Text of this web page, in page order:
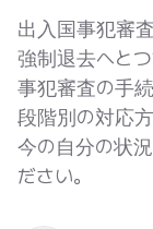
出入国事犯審
強制退去へと
事犯審査の手
段階別の対応
今の自分の状
ださい。